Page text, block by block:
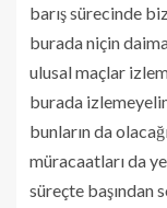
barış sürecinde
burada niçin
ulusal maçlar
burada
bunların da
müracaatları da
süreçte başından